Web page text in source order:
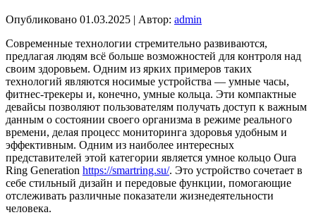
Опубликовано 01.03.2025 | Автор: admin
Современные технологии стремительно развиваются,
предлагая людям всё больше возможностей для контроля над
своим здоровьем. Одним из ярких примеров таких
технологий являются носимые устройства — умные часы,
фитнес-трекеры и, конечно, умные кольца. Эти компактные
девайсы позволяют пользователям получать доступ к важным
данным о состоянии своего организма в режиме реального
времени, делая процесс мониторинга здоровья удобным и
эффективным. Одним из наиболее интересных
представителей этой категории является умное кольцо Oura
Ring Generation https://smartring.su/. Это устройство сочетает в
себе стильный дизайн и передовые функции, помогающие
отслеживать различные показатели жизнедеятельности
человека.